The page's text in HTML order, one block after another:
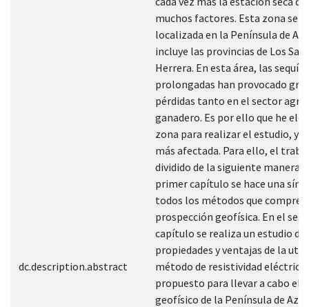
dc.description.abstract
muchos factores. Esta zona se
localizada en la Península de
incluye las provincias de Los
Herrera. En esta área, las sequías
prolongadas han provocado
pérdidas tanto en el sector
ganadero. Es por ello que he
zona para realizar el estudio, ya
más afectada. Para ello, el
dividido de la siguiente manera:
primer capítulo se hace una
todos los métodos que
prospección geofísica. En el
capítulo se realiza un estudio de
propiedades y ventajas de la
método de resistividad eléctrica,
propuesto para llevar a cabo el
geofísico de la Península de